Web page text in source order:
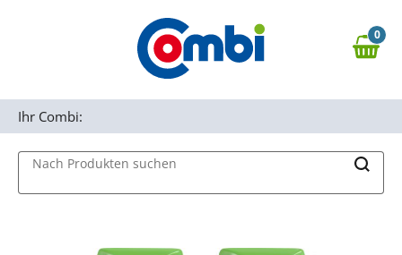
Zur Navigation springen
0,00 €
0
Nach Produkten suchen
Ihr Combi: